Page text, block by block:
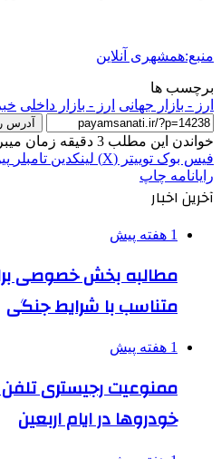
منبع:همشهری آنلاین
برچسب ها
ارز - بازار جهانی ارز - بازار داخلی
آدرس
خواندن این مطلب 3 دقیقه زمان میبرد
فیس بوک توییتر (X) لینکدین ‫تامبلر
رایانامه چاپ
آخرین اخبار
1 هفته پیش
مطالبه بخش خصوصی
متناسب با شرایط جنگی
1 هفته پیش
ممنوعیت رجیستری
خودروها در ایام اربعین